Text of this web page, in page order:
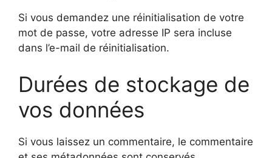
Si vous demandez une réinitialisation de votre
mot de passe, votre adresse IP sera incluse
dans l’e-mail de réinitialisation.
Durées de stockage de
vos données
Si vous laissez un commentaire, le commentaire